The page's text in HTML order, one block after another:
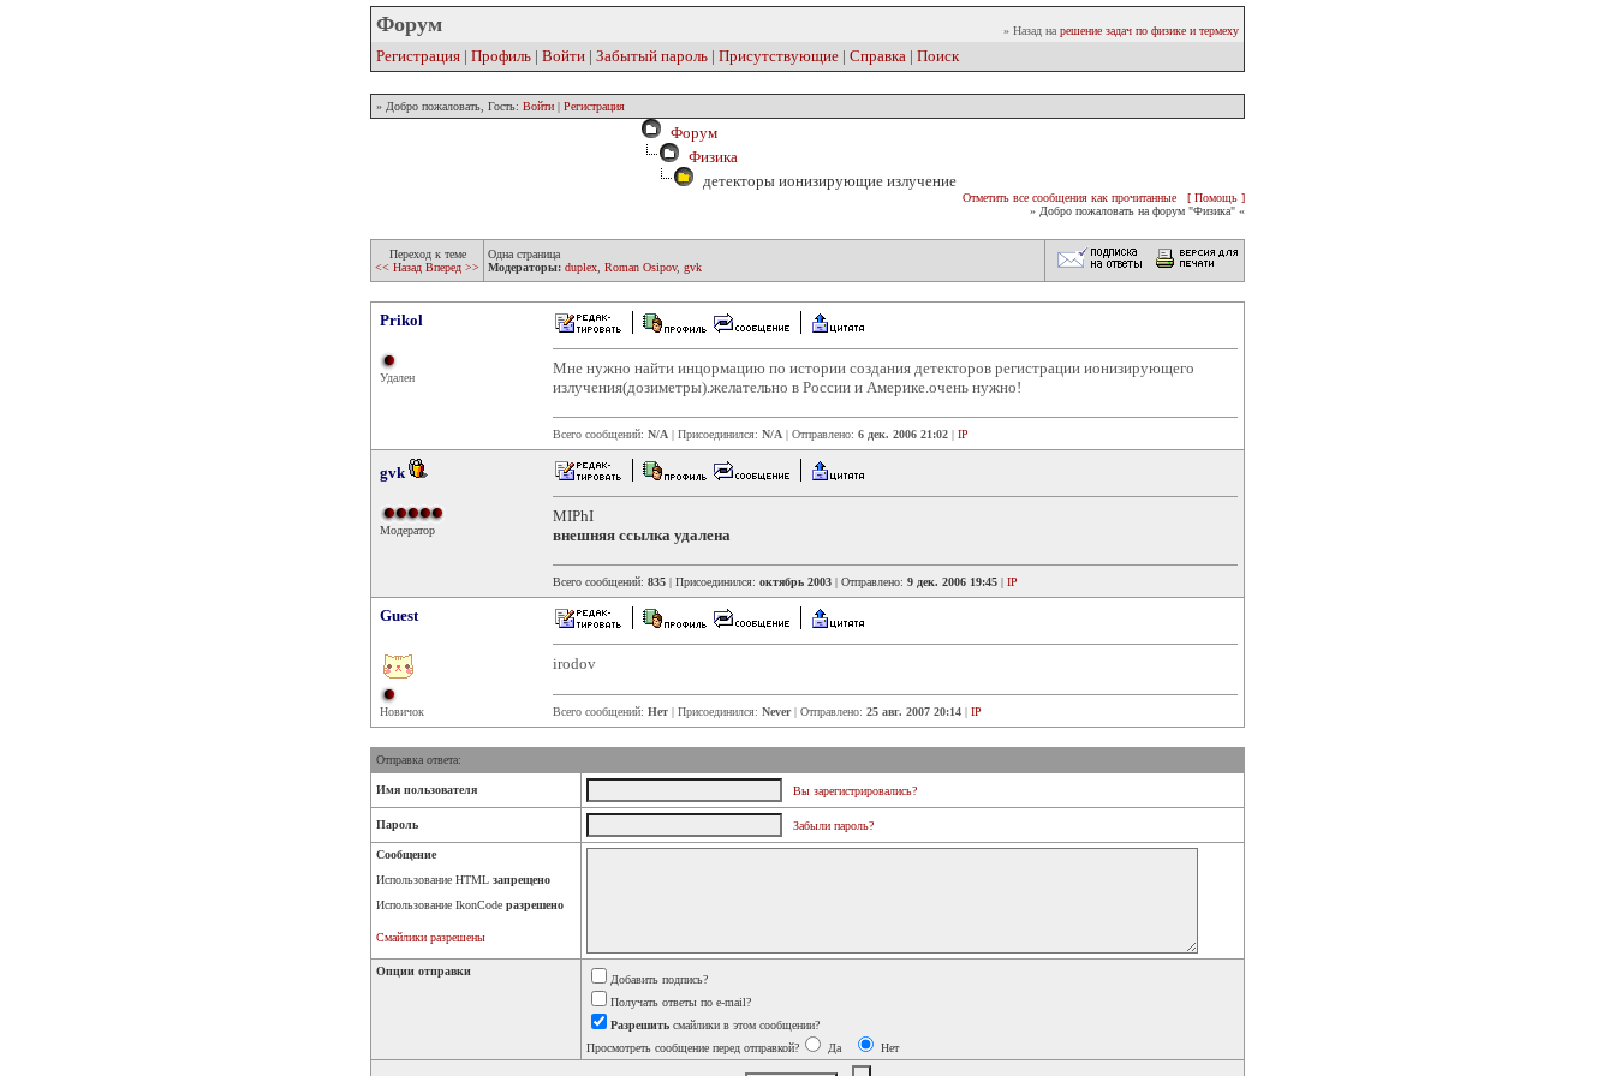
Форум » Назад на решение задач по физике и термеху
Регистрация | Профиль | Войти | Забытый пароль | Присутствующие | Справка | Поиск
» Добро пожаловать, Гость: Войти | Регистрация
Форум
Физика
детекторы ионизирующие излучение
Отметить все сообщения как прочитанные
[ Помощь ]
» Добро пожаловать на форум "Физика" «
Переход к теме
<< Назад Вперед >>
Одна страница
Модераторы: duplex Roman Osipov, gvk
Prikol
Удален
Мне нужно найти инцормацию по истории создания детекторов регистрации ионизирующего
излучения(дозиметры).желательно в России и Америке.очень нужно!
Всего сообщений: N/A | Присоединился: N/A | Отправлено: 6 дек. 2006 21:02 | IP
gvk
Модератор
MIPhI
внешняя ссылка удалена
Всего сообщений: 835 | Присоединился: октябрь 2003 | Отправлено: 9 дек. 2006 19:45 | IP
Guest
Новичок
irodov
Всего сообщений: Нет | Присоединился: Never| Отправлено: 25 авг. 2007 20:14 | IP
Отправка ответа:
Имя пользователя Вы зарегистрировались?
Пароль Забыли пароль?
Сообщение
Использование HTML запрещено
Использование IkonCode разрешено
Смайлики разрешены
Опции отправки
Добавить подпись?
Получать ответы по e-mail?
Разрешить смайлики в этом сообщении?
Просмотреть сообщение перед отправкой?
Да Нет